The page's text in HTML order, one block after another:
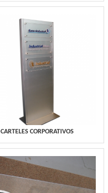
CARTELES CORPORATIVOS